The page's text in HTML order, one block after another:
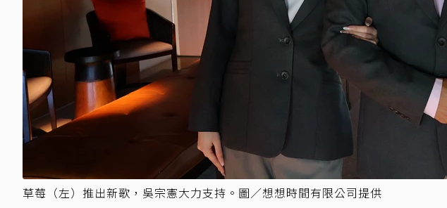
草莓（左）推出新歌，吳宗憲大力支持。圖／想想時間有限公司提供